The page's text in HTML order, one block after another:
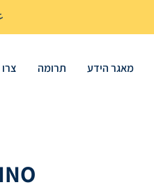
מאגר הידע תרומה